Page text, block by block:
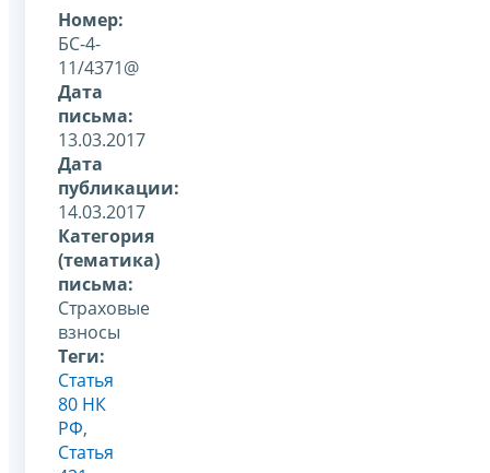
Номер:
БС-4-
11/4371@
Дата
письма:
13.03.2017
Дата
публикации:
14.03.2017
Категория
(тематика)
письма:
Страховые
взносы
Теги:
Статья
80 НК
РФ,
Статья